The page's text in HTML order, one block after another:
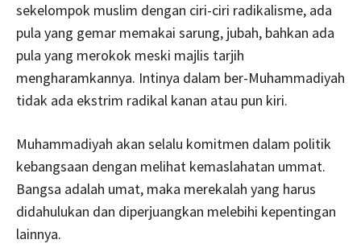
sekelompok muslim dengan ciri-ciri radikalisme, ada
pula yang gemar memakai sarung, jubah, bahkan ada
pula yang merokok meski majlis tarjih
mengharamkannya. Intinya dalam ber-Muhammadiyah
tidak ada ekstrim radikal kanan atau pun kiri.
Muhammadiyah akan selalu komitmen dalam politik
kebangsaan dengan melihat kemaslahatan ummat.
Bangsa adalah umat, maka merekalah yang harus
didahulukan dan diperjuangkan melebihi kepentingan
lainnya.